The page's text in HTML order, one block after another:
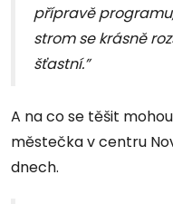
přípravě
strom se krásně
šťastní.”
A na co se těšit
městečka v centru
dnech.